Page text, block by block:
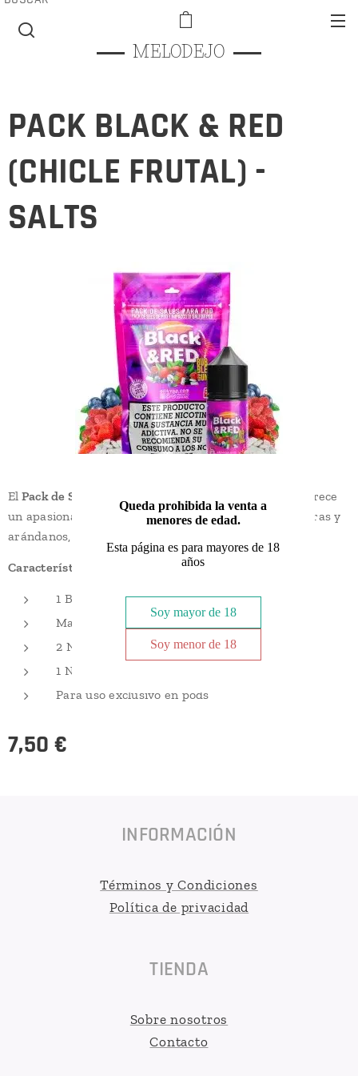
MELODEJO
PACK BLACK & RED
(CHICLE FRUTAL) -
SALTS
El Pack de Sales Black & Red + NikoVaps de
ofrece
un apasionante sabor a chicle con aroma a fresas, moras y
arándanos, con un toque de frescor mentolado.
Características:
1 Botella de 30ml de aroma
Maceración: 1-3 dias
2 NikoVaps de sales de nicotina a 20mg/ml
1 NikoVap de 50PG/50VG sin nicotina
Para uso exclusivo en pods
7,50 €
INFORMACIÓN
Términos y Condiciones
Política de privacidad
TIENDA
Sobre nosotros
Contacto
Queda prohibida la venta a
menores de edad.
Esta página es para mayores de 18
años
Soy mayor de 18
Soy menor de 18